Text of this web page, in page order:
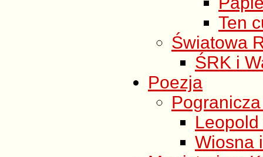
Ten
Światowa
ŚRK i
Poezja
Wiosna